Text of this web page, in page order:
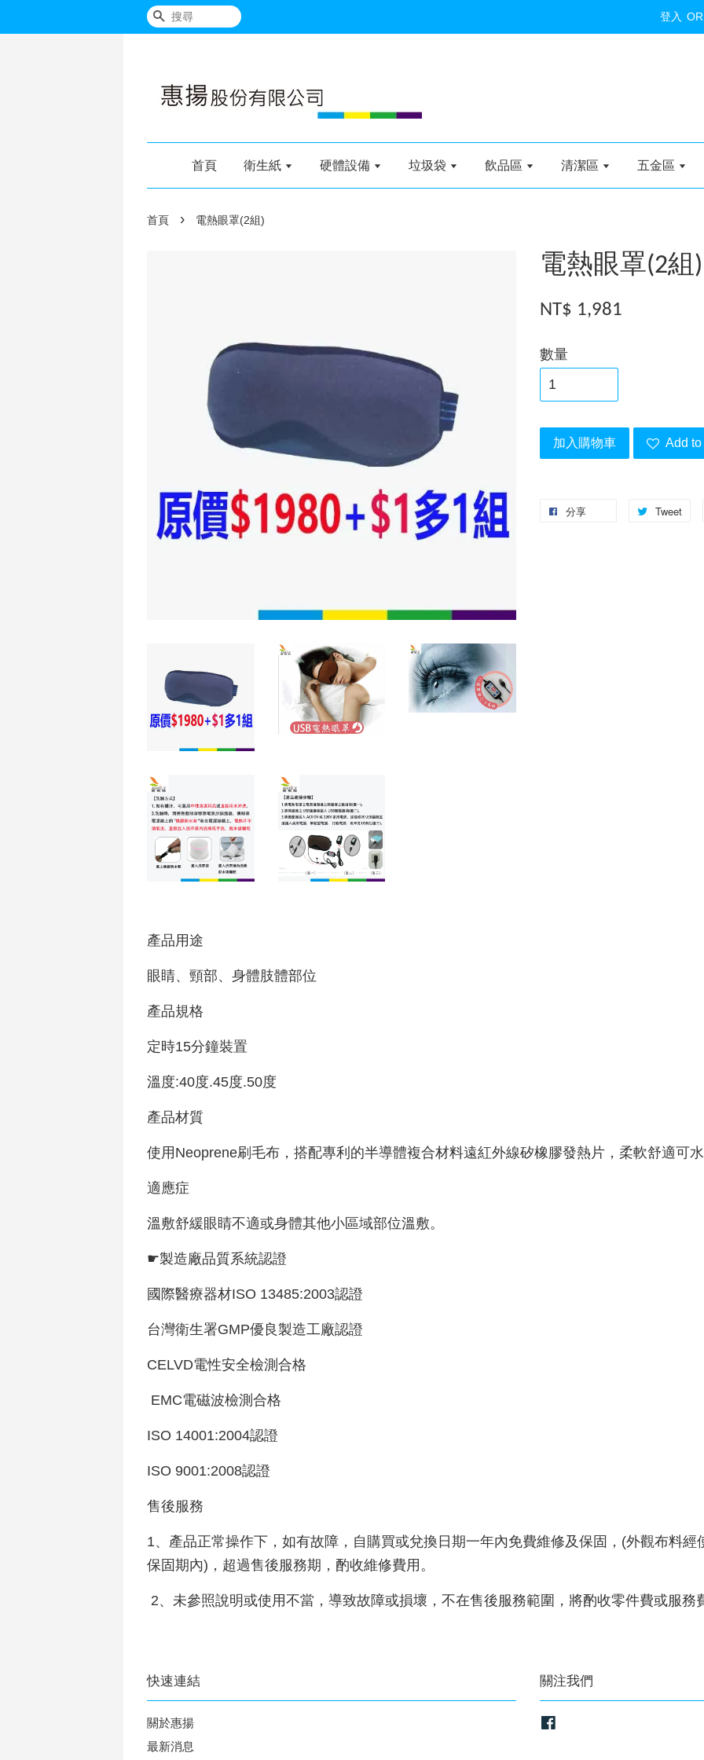
搜尋 登入 OR
首頁 衛生紙 硬體設備 垃圾袋 飲品區 清潔區 五金區
首頁 › 電熱眼罩(2組)
電熱眼罩(2組)
NT$ 1,981
數量
加入購物車 Add
分享 Tweet
產品用途
眼睛、頸部、身體肢體部位
產品規格
定時15分鐘裝置
溫度:40度.45度.50度
產品材質
使用Neoprene刷毛布，搭配專利的半導體複合材料遠紅外線矽橡膠發熱片，柔軟舒適可
適應症
溫敷舒緩眼睛不適或身體其他小區域部位溫敷。
☛製造廠品質系統認證
國際醫療器材ISO 13485:2003認證
台灣衛生署GMP優良製造工廠認證
CELVD電性安全檢測合格
EMC電磁波檢測合格
ISO 14001:2004認證
ISO 9001:2008認證
售後服務
1、產品正常操作下，如有故障，自購買或兌換日期一年內免費維修及保固，(外觀布料
保固期內)，超過售後服務期，酌收維修費用。
2、未參照說明或使用不當，導致故障或損壞，不在售後服務範圍，將酌收零件費或服務
快速連結
關於惠揚
最新消息
關注我們